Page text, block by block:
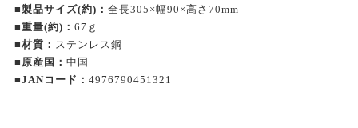
■製品サイズ(約)： 全長305×幅90×高さ70mm
■重量(約)： 67ｇ
■材質： ステンレス鋼
■原産国： 中国
■JANコード： 4976790451321